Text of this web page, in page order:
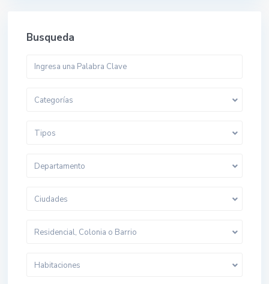
Busqueda
Categorías
Tipos
Departamento
Ciudades
Residencial, Colonia o Barrio
Habitaciones